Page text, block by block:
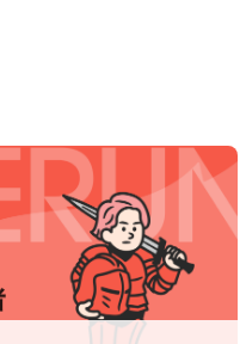
思想を掲げる5つの編集部
いったジャンル軸、縦読
少年向けアプリ、自社
口は異なれど、各編集部が
のか」を磨き込み、その思
品づくりに向き合ってい
けを見据え、そこに届く
し、本質的な行動だけをや